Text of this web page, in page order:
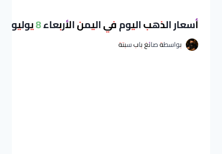
أسعار الذهب اليوم في اليمن الأربعاء 8 يوليو 2026
بواسطةصائغ باب سبتة